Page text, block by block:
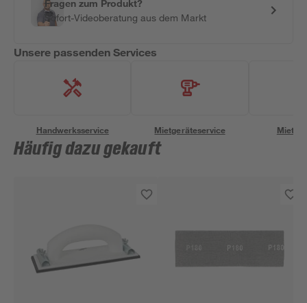
Fragen zum Produkt?
Sofort-Videoberatung aus dem Markt
Unsere passenden Services
Handwerksservice Mietgeräteservice
Häufig dazu gekauft